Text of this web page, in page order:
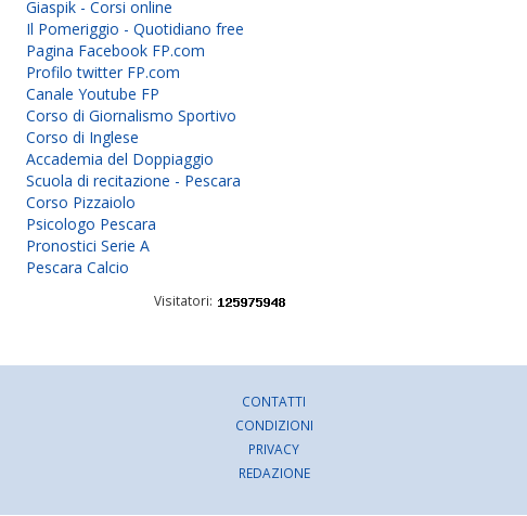
Giaspik - Corsi online
Il Pomeriggio - Quotidiano free
Pagina Facebook FP.com
Profilo twitter FP.com
Canale Youtube FP
Corso di Giornalismo Sportivo
Corso di Inglese
Accademia del Doppiaggio
Scuola di recitazione - Pescara
Corso Pizzaiolo
Psicologo Pescara
Pronostici Serie A
Pescara Calcio
Visitatori:
CONTATTI
CONDIZIONI
PRIVACY
REDAZIONE